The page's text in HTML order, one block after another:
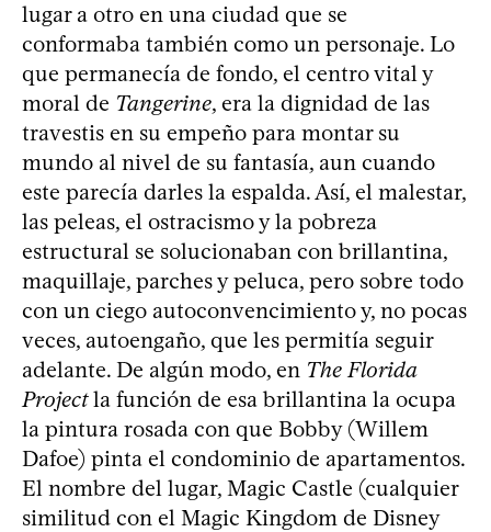
lugar a otro en una ciudad que se
conformaba también como un personaje. Lo
que permanecía de fondo, el centro vital y
moral de Tangerine, era la dignidad de las
travestis en su empeño para montar su
mundo al nivel de su fantasía, aun cuando
este parecía darles la espalda. Así, el malestar,
las peleas, el ostracismo y la pobreza
estructural se solucionaban con brillantina,
maquillaje, parches y peluca, pero sobre todo
con un ciego autoconvencimiento y, no pocas
veces, autoengaño, que les permitía seguir
adelante. De algún modo, en The Florida
Projectla función de esa brillantina la ocupa
la pintura rosada con que Bobby (Willem
Dafoe) pinta el condominio de apartamentos.
El nombre del lugar, Magic Castle (cualquier
similitud con el Magic Kingdom de Disney